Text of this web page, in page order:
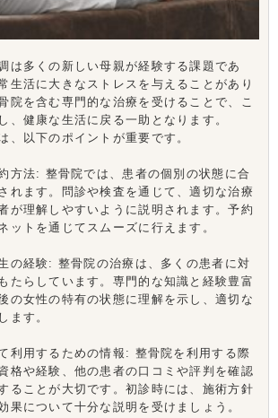
は多くの新しい母親が経験する課題であ
生活に大きなストレスを与えることがあり
院を含む専門的な治療を受けることで、こ
、健康な生活に戻る一助となります。
、以下のポイントが重要です。
方法: 整骨院では、患者の個別の状態に合
れます。問診や検査を通じて、適切な治療
が理解しやすいように説明されます。予約
ットを通じてスムーズに行えます。
の経験: 整骨院の治療は、多くの患者に対
たらしています。専門的な知識と経験豊富
の女性の特有の状態に理解を示し、適切な
ます。
利用するための情報: 整骨院を利用する際
格や経験、他の患者の口コミや評判を確認
ることが大切です。初診時には、施術方針
果について十分な説明を受けましょう。